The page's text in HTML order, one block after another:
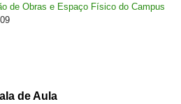
de Obras e Espaço Físico do Campus
de Aula